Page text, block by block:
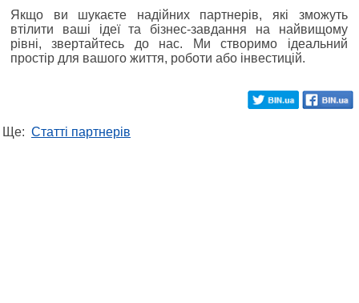
Якщо ви шукаєте надійних партнерів, які зможуть
втілити ваші ідеї та бізнес-завдання на найвищому
рівні, звертайтесь до нас. Ми створимо ідеальний
простір для вашого життя, роботи або інвестицій.
Ще: Статті партнерів